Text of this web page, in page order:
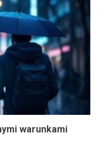
warunkami